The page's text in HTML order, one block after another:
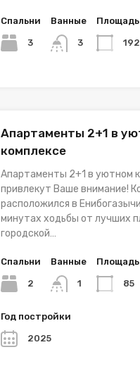
Спальни
3
Ванные
3
Площадь
192
Апартаменты 2+1 в
комплексе
Апартаменты 2+1 в уютном
привлекут Ваше внимание!
расположился в
минутах ходьбы от лучших
городской…
Спальни
2
Ванные
1
Площадь
85
Год постройки
2025